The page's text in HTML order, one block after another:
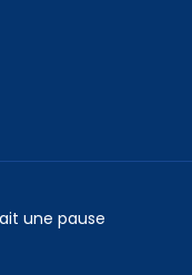
une pause